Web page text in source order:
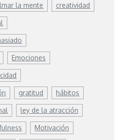
la mente creatividad
Emociones
gratitud hábitos
ley de la atracción
Motivación